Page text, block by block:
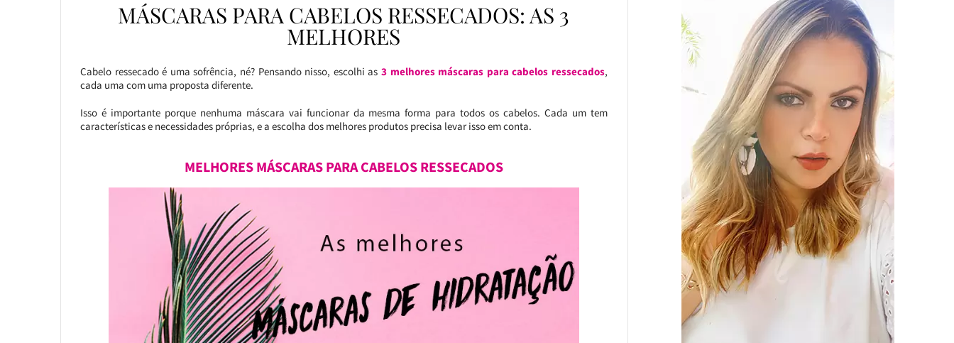
MÁSCARAS PARA CABELOS RESSECADOS: AS 3
MELHORES
Cabelo ressecado é uma sofrência, né? Pensando nisso, escolhi as 3 melhores máscaras para cabelos ressecados,
cada uma com uma proposta diferente.
Isso é importante porque nenhuma máscara vai funcionar da mesma forma para todos os cabelos. Cada um tem
características e necessidades próprias, e a escolha dos melhores produtos precisa levar isso em conta.
MELHORES MÁSCARAS PARA CABELOS RESSECADOS